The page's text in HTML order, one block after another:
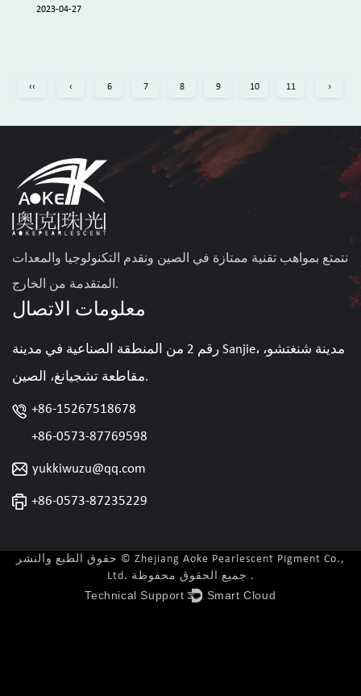
2023-04-27
‹‹ ‹ 6 7 8 9 10 11 ›
نتمتع بمواهب تقنية ممتازة في الصين ونقدم التكنولوجيا والمعدات
المتقدمة من الخارج.
معلومات الاتصال
رقم 2 من المنطقة الصناعية في مدينة Sanjie، مدينة شنغتشو،
مقاطعة تشجيانغ، الصين.
+86-15267518678
+86-0573-87769598
yukkiwuzu@qq.com
+86-0573-87235229
حقوق الطبع والنشر © Zhejiang Aoke Pearlescent Pigment Co.,
Ltd. جميع الحقوق محفوظة .
Technical Support ： Smart Cloud